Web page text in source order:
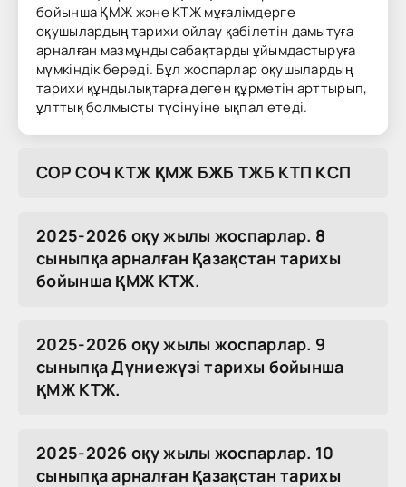
бойынша ҚМЖ және КТЖ мұғалімдерге
оқушылардың тарихи ойлау қабілетін дамытуға
арналған мазмұнды сабақтарды ұйымдастыруға
мүмкіндік береді. Бұл жоспарлар оқушылардың
тарихи құндылықтарға деген құрметін арттырып,
ұлттық болмысты түсінуіне ықпал етеді.
COP COЧ KTЖ ҚMЖ БЖБ TЖБ KTП KCП
2025-2026 оқу жылы жоспарлар. 8
сыныпқа арналған Қазақстан тарихы
бойынша ҚМЖ КТЖ.
2025-2026 оқу жылы жоспарлар. 9
сыныпқа Дүниежүзі тарихы бойынша
ҚМЖ КТЖ.
2025-2026 оқу жылы жоспарлар. 10
сыныпқа арналған Қазақстан тарихы